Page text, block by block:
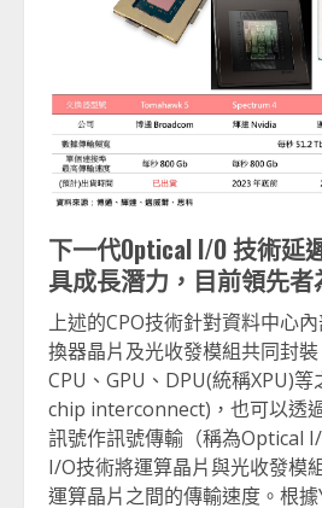
下一代Optical I/O技術延
具成長潛力，目前領先者
上述的CPO技術針對資料中心
換器晶片及光收發模組共同封
CPU、GPU、DPU(統稱XPU)
chip interconnect)，也可以透
訊號作訊號傳輸（稱為Optical
I/O技術將運算晶片與光收發模
運算晶片之間的傳輸速度。根